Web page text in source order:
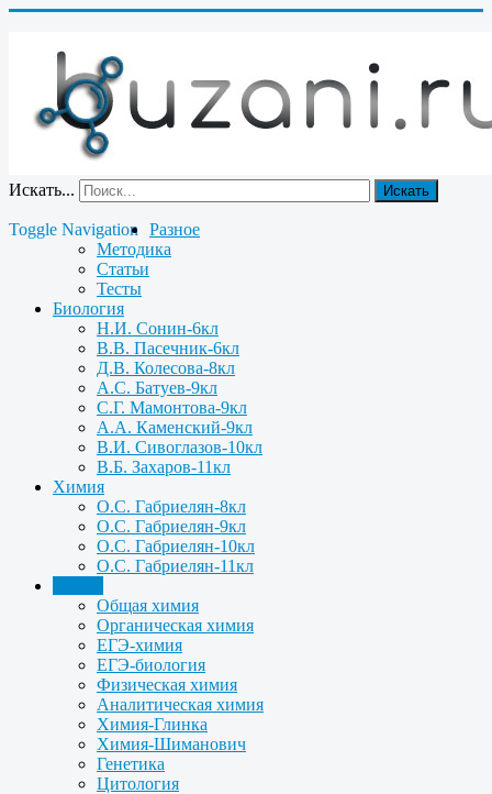
Искать... Искать
Toggle Navigation
Разное
Методика
Статьи
Тесты
Биология
Н.И. Сонин-6кл
В.В. Пасечник-6кл
Д.В. Колесова-8кл
А.С. Батуев-9кл
С.Г. Мамонтова-9кл
А.А. Каменский-9кл
В.И. Сивоглазов-10кл
В.Б. Захаров-11кл
Химия
О.С. Габриелян-8кл
О.С. Габриелян-9кл
О.С. Габриелян-10кл
О.С. Габриелян-11кл
Общая химия
Органическая химия
ЕГЭ-химия
ЕГЭ-биология
Физическая химия
Аналитическая химия
Химия-Глинка
Химия-Шиманович
Генетика
Цитология